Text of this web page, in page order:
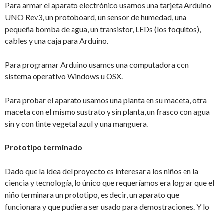
Para armar el aparato electrónico usamos una tarjeta Arduino
UNO Rev3, un protoboard, un sensor de humedad, una
pequeña bomba de agua, un transistor, LEDs (los foquitos),
cables y una caja para Arduino.
Para programar Arduino usamos una computadora con
sistema operativo Windows u OSX.
Para probar el aparato usamos una planta en su maceta, otra
maceta con el mismo sustrato y sin planta, un frasco con agua
sin y con tinte vegetal azul y una manguera.
Prototipo terminado
Dado que la idea del proyecto es interesar a los niños en la
ciencia y tecnología, lo único que requeríamos era lograr que el
niño terminara un prototipo, es decir, un aparato que
funcionara y que pudiera ser usado para demostraciones. Y lo